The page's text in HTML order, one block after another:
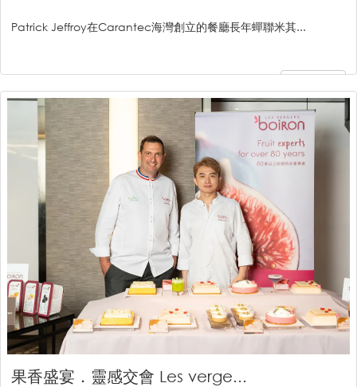
Patrick Jeffroy在Carantec海灣創立的餐廳長年蟬聯米其...
果香盛宴．靈感交會 Les verge...